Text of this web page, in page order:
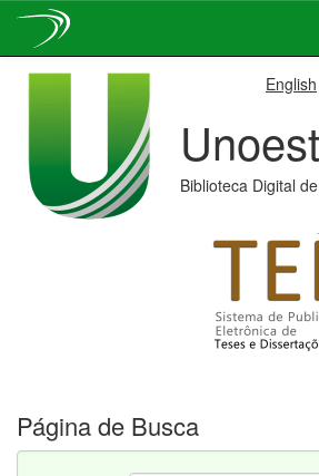
English
Biblioteca Digital
Página de Busca